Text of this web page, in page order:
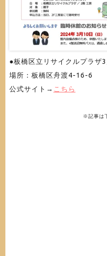
●板橋区立リサイクルプラザ
場所：板橋区舟渡4-16-6
公式サイト→ こちら
※記事は